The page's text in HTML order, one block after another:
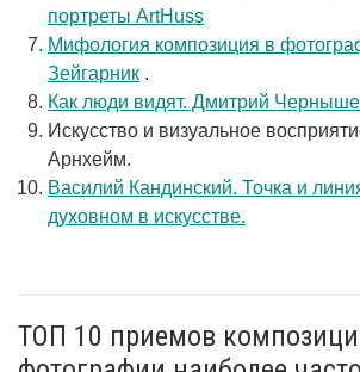
портреты ArtHuss
Мифология композиция в
Зейгарник .
Как люди видят. Дмитрий
Искусство и визуальное
Арнхейм.
Василий Кандинский. Точка и
духовном в искусстве.
ТОП 10 приемов